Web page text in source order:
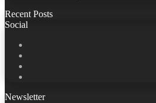
Recent Posts
Social
Newsletter